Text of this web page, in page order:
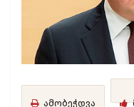
ამობეჭდვა